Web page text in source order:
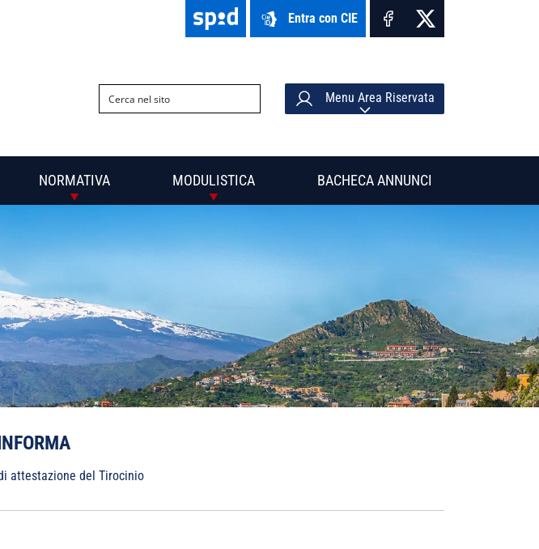
Entra con CIE
Menu Area Riservata
NORMATIVA MODULISTICA BACHECA ANNUNCI
attestazione del Tirocinio